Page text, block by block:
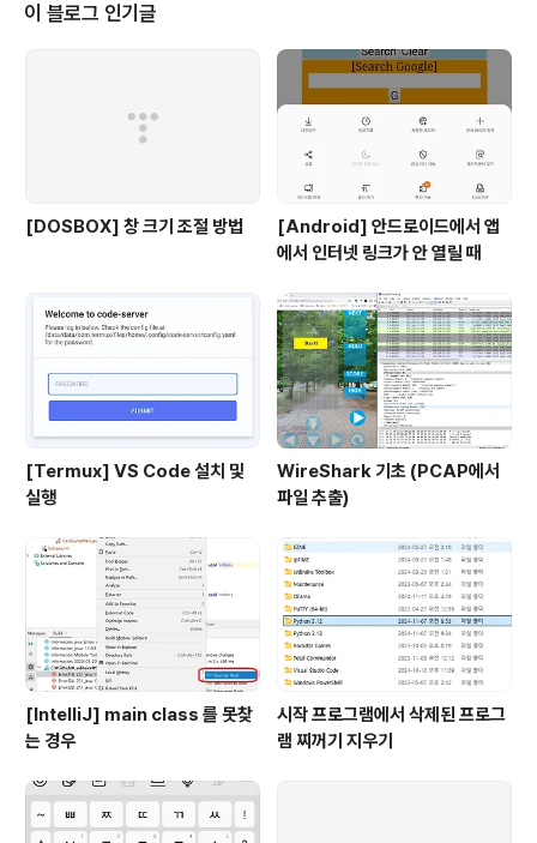
이 블로그 인기글
[DOSBOX] 창 크기 조절 방법
[Android] 안드로이드에서 앱
에서 인터넷 링크가 안 열릴 때
[Termux] VS Code 설치 및
실행
WireShark 기초 (PCAP에서
파일 추출)
[IntelliJ] main class 를 못찾
는 경우
시작 프로그램에서 삭제된 프로그
램 찌꺼기 지우기